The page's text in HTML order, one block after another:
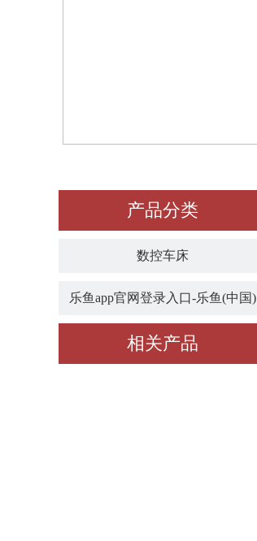
产品分类
数控车床
乐鱼app官网登录入口-乐鱼(中国)
相关产品